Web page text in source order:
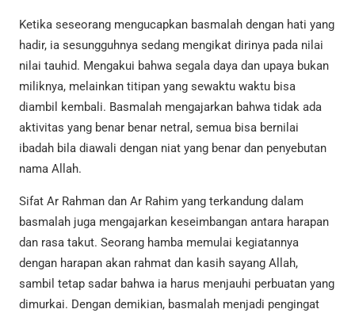
Ketika seseorang mengucapkan basmalah dengan hati yang
hadir, ia sesungguhnya sedang mengikat dirinya pada nilai
nilai tauhid. Mengakui bahwa segala daya dan upaya bukan
miliknya, melainkan titipan yang sewaktu waktu bisa
diambil kembali. Basmalah mengajarkan bahwa tidak ada
aktivitas yang benar benar netral, semua bisa bernilai
ibadah bila diawali dengan niat yang benar dan penyebutan
nama Allah.
Sifat Ar Rahman dan Ar Rahim yang terkandung dalam
basmalah juga mengajarkan keseimbangan antara harapan
dan rasa takut. Seorang hamba memulai kegiatannya
dengan harapan akan rahmat dan kasih sayang Allah,
sambil tetap sadar bahwa ia harus menjauhi perbuatan yang
dimurkai. Dengan demikian, basmalah menjadi pengingat